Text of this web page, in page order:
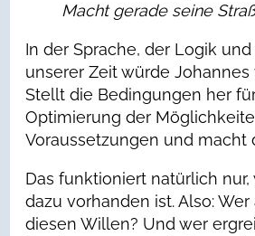
Macht gerade seine
In der Sprache, der Logik
unserer Zeit würde
Stellt die Bedingungen her
Optimierung der
Voraussetzungen und macht
Das funktioniert natürlich
dazu vorhanden ist. Also:
diesen Willen? Und wer